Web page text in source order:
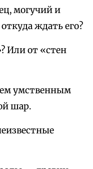
могучий и
ждать его?
Или от «стен
умственным
шар.